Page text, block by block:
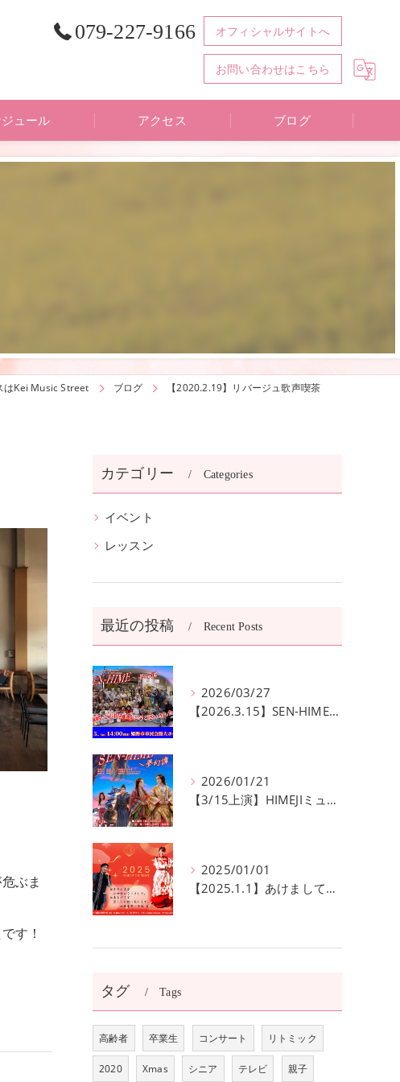
079-227-9166 オフィシャルサイトへ
お問い合わせはこちら
ュール アクセス ブログ
はKei Music Street ブログ 【2020.2.19】リバージュ歌声喫茶
ぶま
す！
カテゴリー Categories
イベント
レッスン
最近の投稿 Recent Posts
2026/03/27
【2026.3.15】SEN-HIME〜夢幻譚 公演無事終了
2026/01/21
【3/15上演】HIMEJIミュージカル20回記念公演！ 姫路の歴史と夢が交錯する『SEN-HIME〜夢幻譚』
2025/01/01
【2025.1.1】あけましておめでとうございます
タグ Tags
高齢者 卒業生 コンサート リトミック
2020 Xmas シニア テレビ 親子